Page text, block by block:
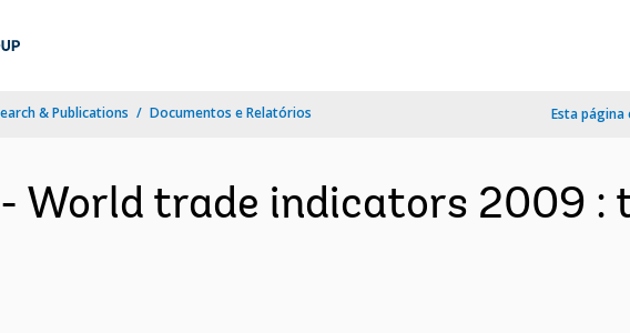
& Publications Documentos e Relatórios Esta página
World trade indicators 2009 :